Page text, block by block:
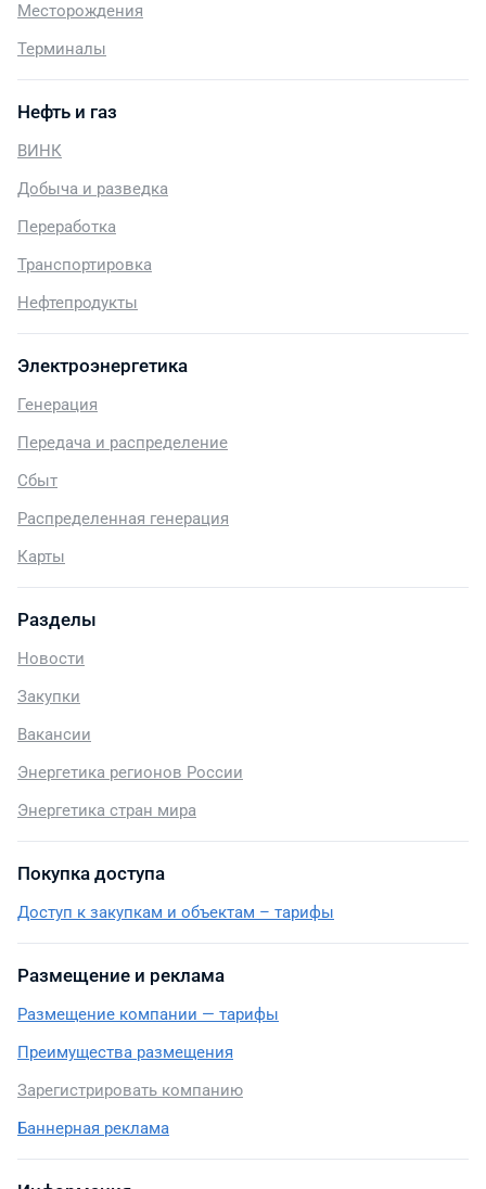
Месторождения
Терминалы
Нефть и газ
ВИНК
Добыча и разведка
Переработка
Транспортировка
Нефтепродукты
Электроэнергетика
Генерация
Передача и распределение
Сбыт
Распределенная генерация
Карты
Разделы
Новости
Закупки
Вакансии
Энергетика регионов России
Энергетика стран мира
Покупка доступа
Доступ к закупкам и объектам – тарифы
Размещение и реклама
Размещение компании — тарифы
Преимущества размещения
Зарегистрировать компанию
Баннерная реклама